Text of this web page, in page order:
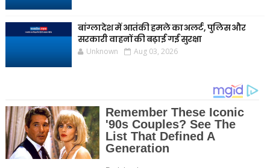
बांग्लादेश में आतंकी हमले का अलर्ट, पुलिस और
सरकारी वाहनों की बढ़ाई गई सुरक्षा
Unknown Aug 03, 2026